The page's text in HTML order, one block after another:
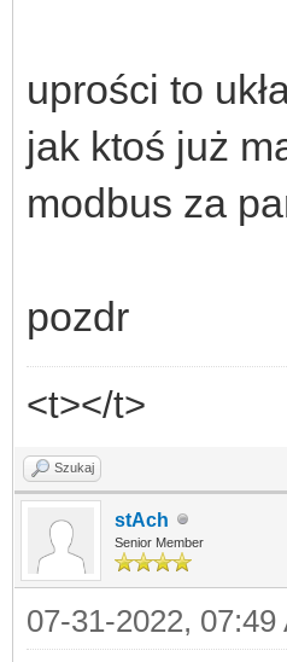
uprości to
jak ktoś już
modbus za
pozdr
<t></t>
Szukaj
stAch
Senior Member
07-31-2022, 07:49